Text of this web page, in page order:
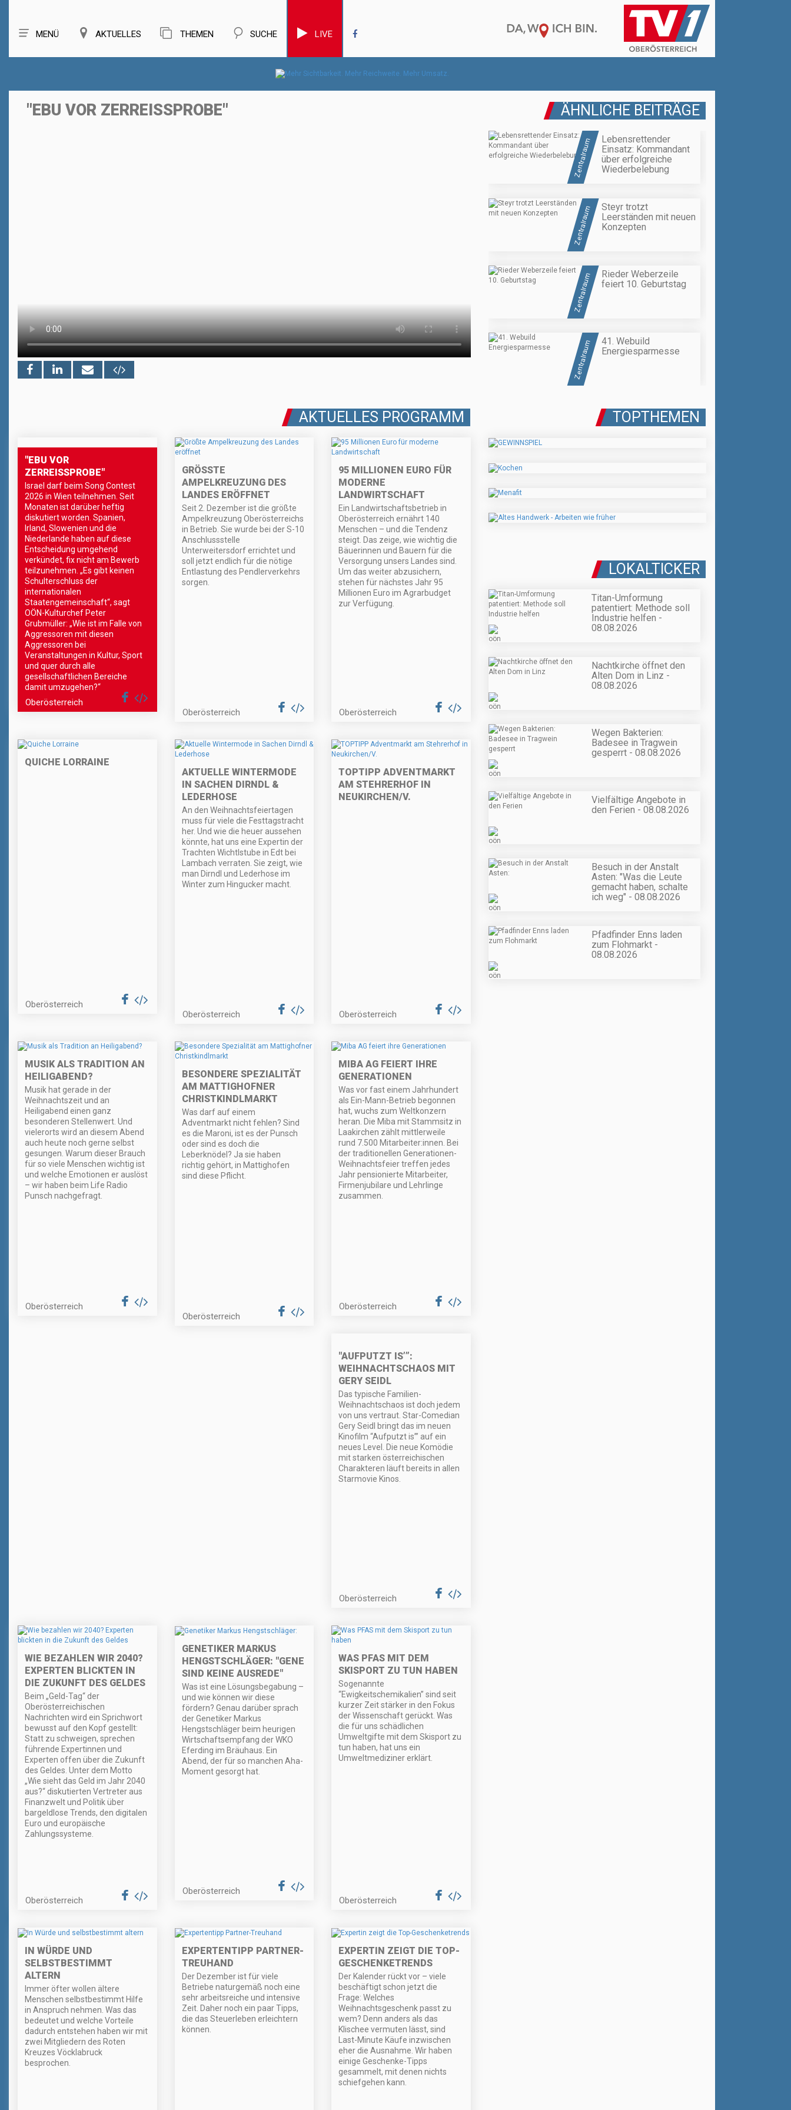
MENÜ AKTUELLES THEMEN SUCHE LIVE
"EBU VOR ZERREISSPROBE" ÄHNLICHE BEITRÄGE
Zentralraum
Lebensrettender
Einsatz: Kommandant
über erfolgreiche
Wiederbelebung
Zentralraum
Steyr trotzt
Leerständen mit neuen
Konzepten
Zentralraum
Rieder Weberzeile
feiert 10. Geburtstag
Zentralraum
41. Webuild
Energiesparmesse
AKTUELLES PROGRAMM
"EBU VOR
ZERREISSPROBE"
Israel darf beim Song Contest
2026 in Wien teilnehmen. Seit
Monaten ist darüber heftig
diskutiert worden. Spanien,
Irland, Slowenien und die
Niederlande haben auf diese
Entscheidung umgehend
verkündet, fix nicht am Bewerb
teilzunehmen. „Es gibt keinen
Schulterschluss der
internationalen
Staatengemeinschaft“, sagt
OÖN-Kulturchef Peter
Grubmüller: „Wie ist im Falle von
Aggressoren mit diesen
Aggressoren bei
Veranstaltungen in Kultur, Sport
und quer durch alle
gesellschaftlichen Bereiche
damit umzugehen?“
Oberösterreich
GRÖSSTE A
MPELKREUZUNG DES L
ANDES ERÖFFNET
Seit 2. Dezember ist die größte
Ampelkreuzung Oberösterreichs
in Betrieb. Sie wurde bei der S-10
Anschlussstelle
Unterweitersdorf errichtet und
soll jetzt endlich für die nötige
Entlastung des Pendlerverkehrs
sorgen.
Oberösterreich
95 MILLIONEN EURO FÜR
MODERNE
LANDWIRTSCHAFT
Ein Landwirtschaftsbetrieb in
Oberösterreich ernährt 140
Menschen – und die Tendenz
steigt. Das zeige, wie wichtig die
Bäuerinnen und Bauern für die
Versorgung unsers Landes sind.
Um das weiter abzusichern,
stehen für nächstes Jahr 95
Millionen Euro im Agrarbudget
zur Verfügung.
Oberösterreich
QUICHE LORRAINE
Oberösterreich
AKTUELLE WINTERMODE
IN SACHEN DIRNDL &
LEDERHOSE
An den Weihnachtsfeiertagen
muss für viele die Festtagstracht
her. Und wie die heuer aussehen
könnte, hat uns eine Expertin der
Trachten Wichtlstube in Edt bei
Lambach verraten. Sie zeigt, wie
man Dirndl und Lederhose im
Winter zum Hingucker macht.
Oberösterreich
TOPTIPP ADVENTMARKT
AM STEHRERHOF IN
NEUKIRCHEN/V.
Oberösterreich
MUSIK ALS TRADITION AN
HEILIGABEND?
Musik hat gerade in der
Weihnachtszeit und an
Heiligabend einen ganz
besonderen Stellenwert. Und
vielerorts wird an diesem Abend
auch heute noch gerne selbst
gesungen. Warum dieser Brauch
für so viele Menschen wichtig ist
und welche Emotionen er auslöst
– wir haben beim Life Radio
Punsch nachgefragt.
Oberösterreich
BESONDERE SPEZIALITÄT
AM MATTIGHOFNER
CHRISTKINDLMARKT
Was darf auf einem
Adventmarkt nicht fehlen? Sind
es die Maroni, ist es der Punsch
oder sind es doch die
Leberknödel? Ja sie haben
richtig gehört, in Mattighofen
sind diese Pflicht.
Oberösterreich
MIBA AG FEIERT IHRE
GENERATIONEN
Was vor fast einem Jahrhundert
als Ein-Mann-Betrieb begonnen
hat, wuchs zum Weltkonzern
heran. Die Miba mit Stammsitz in
Laakirchen zählt mittlerweile
rund 7.500 Mitarbeiter:innen. Bei
der traditionellen Generationen-
Weihnachtsfeier treffen jedes
Jahr pensionierte Mitarbeiter,
Firmenjubilare und Lehrlinge
zusammen.
Oberösterreich
"AUFPUTZT IS’”:
WEIHNACHTSCHAOS MIT
GERY SEIDL
Das typische Familien-
Weihnachtschaos ist doch jedem
von uns vertraut. Star-Comedian
Gery Seidl bringt das im neuen
Kinofilm “Aufputzt is’” auf ein
neues Level. Die neue Komödie
mit starken österreichischen
Charakteren läuft bereits in allen
Starmovie Kinos.
Oberösterreich
WIE BEZAHLEN WIR 2040?
EXPERTEN BLICKTEN IN
DIE ZUKUNFT DES GELDES
Beim „Geld-Tag“ der
Oberösterreichischen
Nachrichten wird ein Sprichwort
bewusst auf den Kopf gestellt:
Statt zu schweigen, sprechen
führende Expertinnen und
Experten offen über die Zukunft
des Geldes. Unter dem Motto
„Wie sieht das Geld im Jahr 2040
aus?“ diskutierten Vertreter aus
Finanzwelt und Politik über
bargeldlose Trends, den digitalen
Euro und europäische
Zahlungssysteme.
Oberösterreich
GENETIKER MARKUS
HENGSTSCHLÄGER: "GENE
SIND KEINE AUSREDE"
Was ist eine Lösungsbegabung –
und wie können wir diese
fördern? Genau darüber sprach
der Genetiker Markus
Hengstschläger beim heurigen
Wirtschaftsempfang der WKO
Eferding im Bräuhaus. Ein
Abend, der für so manchen Aha-
Moment gesorgt hat.
Oberösterreich
WAS PFAS MIT DEM
SKISPORT ZU TUN HABEN
Sogenannte
“Ewigkeitschemikalien” sind seit
kurzer Zeit stärker in den Fokus
der Wissenschaft gerückt. Was
die für uns schädlichen
Umweltgifte mit dem Skisport zu
tun haben, hat uns ein
Umweltmediziner erklärt.
Oberösterreich
IN WÜRDE UND
SELBSTBESTIMMT
ALTERN
Immer öfter wollen ältere
Menschen selbstbestimmt Hilfe
in Anspruch nehmen. Was das
bedeutet und welche Vorteile
dadurch entstehen haben wir mit
zwei Mitgliedern des Roten
Kreuzes Vöcklabruck
besprochen.
EXPERTENTIPP PARTNER-
TREUHAND
Der Dezember ist für viele
Betriebe naturgemäß noch eine
sehr arbeitsreiche und intensive
Zeit. Daher noch ein paar Tipps,
die das Steuerleben erleichtern
können.
EXPERTIN ZEIGT DIE TOP-
GESCHENKETRENDS
Der Kalender rückt vor – viele
beschäftigt schon jetzt die
Frage: Welches
Weihnachtsgeschenk passt zu
wem? Denn anders als das
Klischee vermuten lässt, sind
Last-Minute Käufe inzwischen
eher die Ausnahme. Wir haben
einige Geschenke-Tipps
gesammelt, mit denen nichts
schiefgehen kann.
TOPTHEMEN
LOKALTICKER
Titan-Umformung
patentiert: Methode soll
Industrie helfen -
08.08.2026
Nachtkirche öffnet den
Alten Dom in Linz -
08.08.2026
Wegen Bakterien:
Badesee in Tragwein
gesperrt - 08.08.2026
Vielfältige Angebote in
den Ferien - 08.08.2026
Besuch in der Anstalt
Asten: "Was die Leute
gemacht haben, schalte
ich weg" - 08.08.2026
Pfadfinder Enns laden
zum Flohmarkt -
08.08.2026